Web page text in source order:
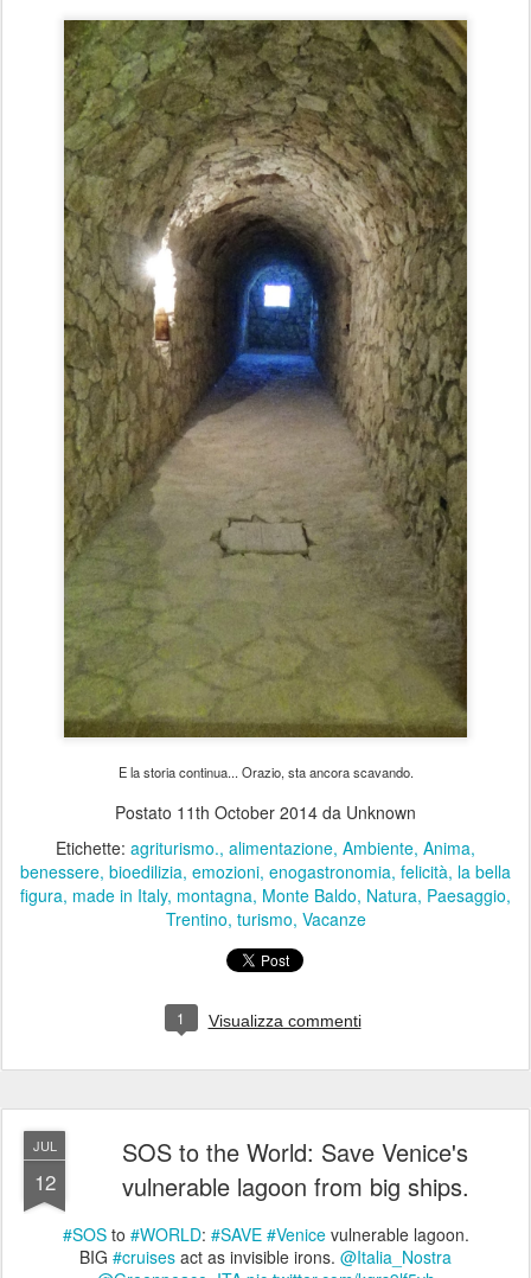
E la storia continua... Orazio, sta ancora scavando.
Postato 11th October 2014 da Unknown
Etichette: agriturismo. alimentazione Ambiente Anima
benessere bioedilizia emozioni enogastronomia felicità la bella
figura made in Italy montagna Monte Baldo Natura Paesaggio
Trentino turismo Vacanze
1 Visualizza commenti
JUL
12
SOS to the World: Save Venice's
vulnerable lagoon from big ships.
#SOSto #WORLD: #SAVE #Venicevulnerable lagoon.
BIG #cruises act as invisible irons. @Italia_Nostra